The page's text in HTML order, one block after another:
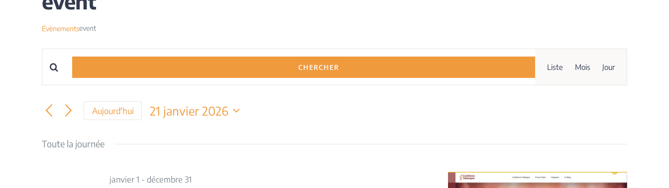
Évènementsevent
Recherche
et
navigation
de
Saisir
Rechercher
par
CHERCHER
de
vues
Liste Mois Jour
Aujourd'hui
21 janvier 2026
date.
Toute la journée
janvier 1 - décembre 31